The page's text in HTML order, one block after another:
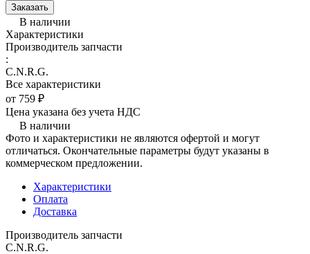
Заказать
В наличии
Характеристики
Производитель запчасти
:
C.N.R.G.
Все характеристики
от 759 ₽
Цена указана без учета НДС
В наличии
Фото и характеристики не являются офертой и могут
отличаться. Окончательные параметры будут указаны в
коммерческом предложении.
Характеристики
Оплата
Доставка
Производитель запчасти
C.N.R.G.